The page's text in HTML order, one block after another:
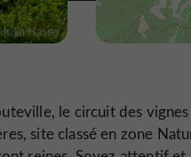
le circuit des vignes
site classé en zone